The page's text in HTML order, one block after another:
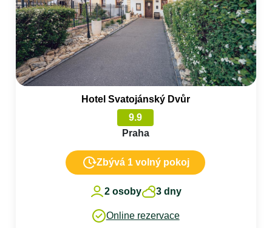
Hotel Svatojánský Dvůr
9.9
Praha
Zbývá 1 volný pokoj
2 osoby 3 dny
Online rezervace